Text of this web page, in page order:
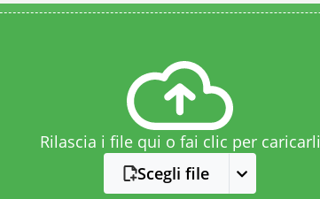
Rilascia i file qui o fai clic per caricarli
Scegli file